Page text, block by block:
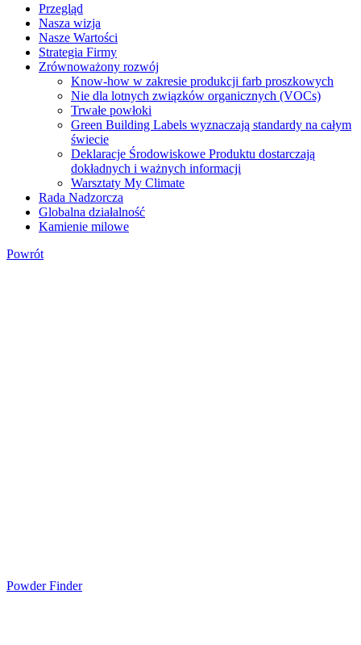
Przegląd
Nasza wizja
Nasze Wartości
Strategia Firmy
Zrównoważony rozwój
Know-how w zakresie produkcji farb proszkowych
Nie dla lotnych związków organicznych (VOCs)
Trwałe powłoki
Green Building Labels wyznaczają standardy na całym
świecie
Deklaracje Środowiskowe Produktu dostarczają
dokładnych i ważnych informacji
Warsztaty My Climate
Rada Nadzorcza
Globalna działalność
Kamienie milowe
Powrót
Powder Finder